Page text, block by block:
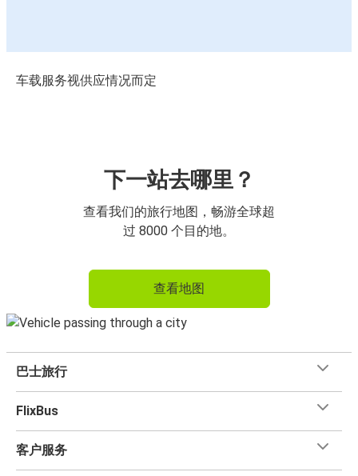
车载服务视供应情况而定
下一站去哪里？
查看我们的旅行地图，畅游全球超
过 8000 个目的地。
查看地图
巴士旅行
FlixBus
客户服务